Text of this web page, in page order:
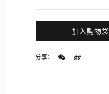
加入购物袋
分享：